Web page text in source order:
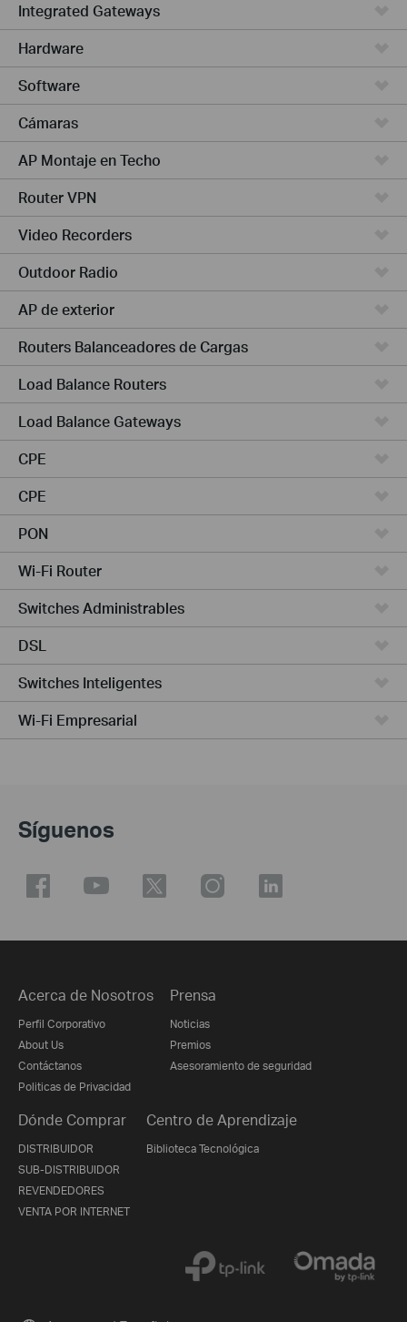
Integrated Gateways
Hardware
Software
Cámaras
AP Montaje en Techo
Router VPN
Video Recorders
Outdoor Radio
AP de exterior
Routers Balanceadores de Cargas
Load Balance Routers
Load Balance Gateways
CPE
CPE
PON
Wi-Fi Router
Switches Administrables
DSL
Switches Inteligentes
Wi-Fi Empresarial
Síguenos
Acerca de Nosotros
Perfil Corporativo
About Us
Contáctanos
Politicas de Privacidad
Prensa
Noticias
Premios
Asesoramiento de seguridad
Dónde Comprar
DISTRIBUIDOR
SUB-DISTRIBUIDOR
REVENDEDORES
VENTA POR INTERNET
Centro de Aprendizaje
Biblioteca Tecnológica